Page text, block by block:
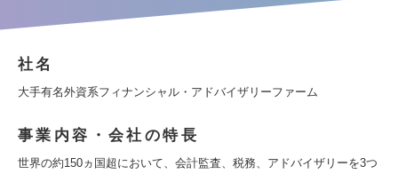
社名
大手有名外資系フィナンシャル・アドバイザリーファーム
事業内容・会社の特長
世界の約150ヵ国超において、会計監査、税務、アドバイザリーを3つ